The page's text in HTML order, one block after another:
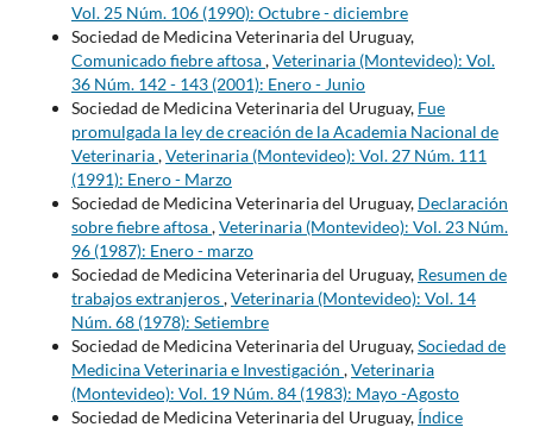
Vol. 25 Núm. 106 (1990): Octubre - diciembre
Sociedad de Medicina Veterinaria del Uruguay,
Comunicado fiebre aftosa,Veterinaria (Montevideo): Vol.
36 Núm. 142 - 143 (2001): Enero - Junio
Sociedad de Medicina Veterinaria del Uruguay, Fue
promulgada la ley de creación de la Academia Nacional de
Veterinaria,Veterinaria (Montevideo): Vol. 27 Núm. 111
(1991): Enero - Marzo
Sociedad de Medicina Veterinaria del Uruguay, Declaración
sobre fiebre aftosa,Veterinaria (Montevideo): Vol. 23 Núm.
96 (1987): Enero - marzo
Sociedad de Medicina Veterinaria del Uruguay, Resumen de
trabajos extranjeros,Veterinaria (Montevideo): Vol. 14
Núm. 68 (1978): Setiembre
Sociedad de Medicina Veterinaria del Uruguay,Sociedad de
Medicina Veterinaria e Investigación ,Veterinaria
(Montevideo): Vol. 19 Núm. 84 (1983): Mayo -Agosto
Sociedad de Medicina Veterinaria del Uruguay, Índice